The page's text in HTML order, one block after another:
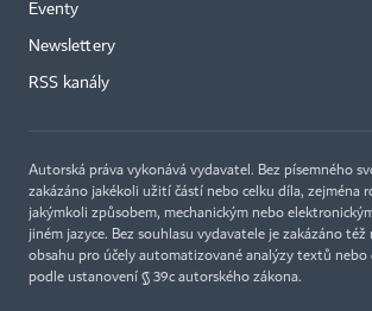
Eventy
Newslettery
RSS kanály
Autorská práva vykonává vydavatel. Bez písemného
zakázáno jakékoli užití částí nebo celku díla, zejména
jakýmkoli způsobem, mechanickým nebo
jiném jazyce. Bez souhlasu vydavatele je zakázáno
obsahu pro účely automatizované analýzy textů nebo
podle ustanovení § 39c autorského zákona.